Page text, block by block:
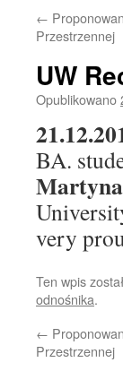
←
Przestrzennej
UW
Opublikowano
BA.
very
Ten wpis
odnośnika.
←
Przestrzennej